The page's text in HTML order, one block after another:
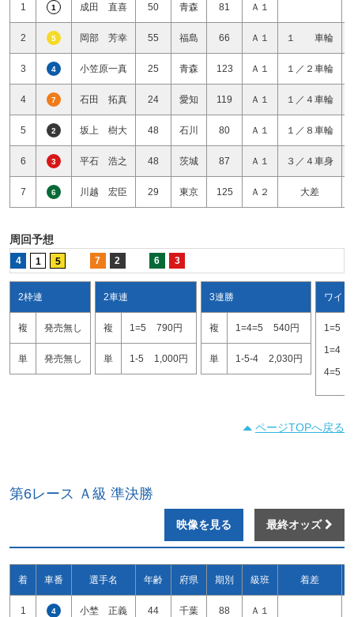
1 1 成田 直喜 50 青森 81 Ａ１
2 5 岡部 芳幸 55 福島 66 Ａ１ １ 車輪
3 4 小笠原一真 25 青森 123 Ａ１ １／２車輪
4 7 石田 拓真 24 愛知 119 Ａ１ １／４車輪
5 2 坂上 樹大 48 石川 80 Ａ１ １／８車輪
6 3 平石 浩之 48 茨城 87 Ａ１ ３／４車身
7 6 川越 宏臣 29 東京 125 Ａ２ 大差
周回予想
4 1 5 7 2 6 3
2枠連
複 発売無し
単 発売無し
2車連
複 1=5 790円
単 1-5 1,000円
3連勝
複 1=4=5 540円
単 1-5-4 2,030円
ワイド
1=5
1=4
4=5
ページTOPへ戻る
第6レース Ａ級 準決勝
映像を見る 最終オッズ
着 車番 選手名 年齢 府県 期別 級班 着差
1 4 小埜 正義 44 千葉 88 Ａ１